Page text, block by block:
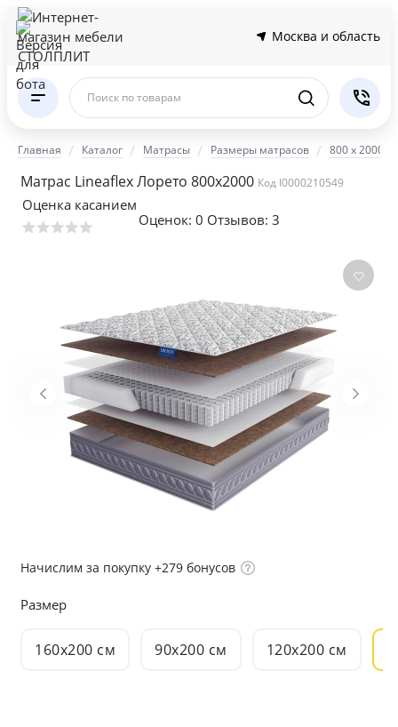
Москва и область
Поиск по товарам
Главная Каталог Матрасы Размеры матрасов 800 x 2000
Матрас Lineaflex Лорето 800x2000 Код I0000210549
Оценка касанием
Оценок: 0 Отзывов: 3
Начислим за покупку +279 бонусов
Размер
160x200 см 90x200 см 120x200 см